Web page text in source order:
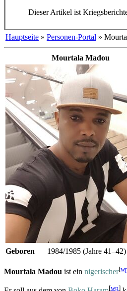
Dieser Artikel ist
Hauptseite » Personen-Portal »
Mourtala Madou
Geboren 1984/1985 (Jahre 41–42)
Mourtala Madou ist ein nigerischer[
[wp]